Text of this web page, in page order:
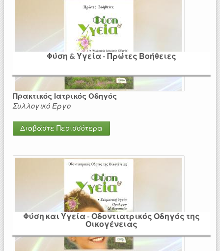
Φύση & Υγεία - Πρώτες Βοήθειες
Πρακτικός Ιατρικός Οδηγός
Συλλογικό Έργο
Διαβάστε Περισσότερα
Φύση και Υγεία - Οδοντιατρικός Οδηγός της
Οικογένειας